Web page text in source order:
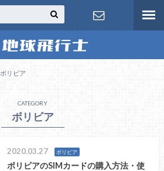
お問い合わ
ボリビア
CATEGORY
ボリビア
2020.03.27 ボリビア
ボリビアのSIMカードの購入方法・使